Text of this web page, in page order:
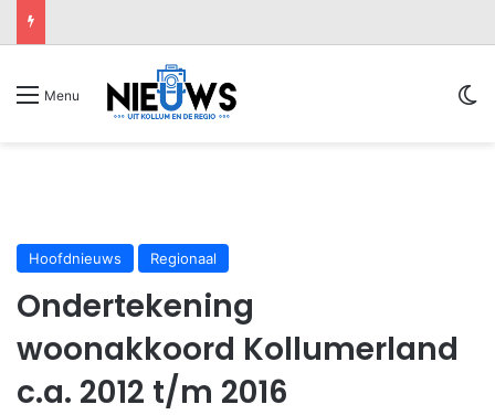
Menu
Hoofdnieuws Regionaal
Ondertekening
woonakkoord Kollumerland
c.a. 2012 t/m 2016